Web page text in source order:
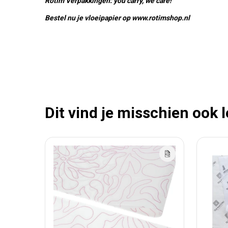
Bestel nu je vloeipapier op www.rotimshop.nl
Dit vind je misschien ook